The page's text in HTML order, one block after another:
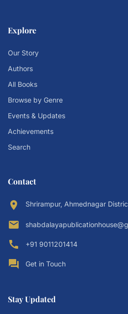
Explore
Our Story
Authors
All Books
Browse by Genre
Events & Updates
Achievements
Search
Contact
location_on Shrirampur, Ahmednagar
email
call +91 9011201414
forum Get in Touch
Stay Updated